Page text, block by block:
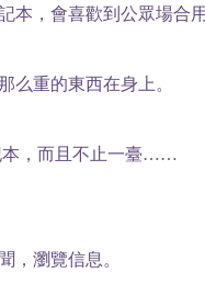
本，會喜歡到公眾場合
么重的東西在身上。
本，而且不止一臺……
，瀏覽信息。